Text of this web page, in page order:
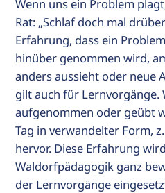
Wenn uns ein Problem
Rat: „Schlaf doch mal
Erfahrung, dass ein
hinüber genommen wird,
anders aussieht oder neue
gilt auch für Lernvorgänge.
aufgenommen oder geübt
Tag in verwandelter Form,
hervor. Diese Erfahrung
Waldorfpädagogik ganz
der Lernvorgänge